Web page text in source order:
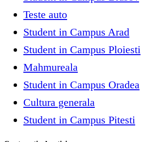
Teste auto
Student in Campus Arad
Student in Campus Ploiesti
Mahmureala
Student in Campus Oradea
Cultura generala
Student in Campus Pitesti